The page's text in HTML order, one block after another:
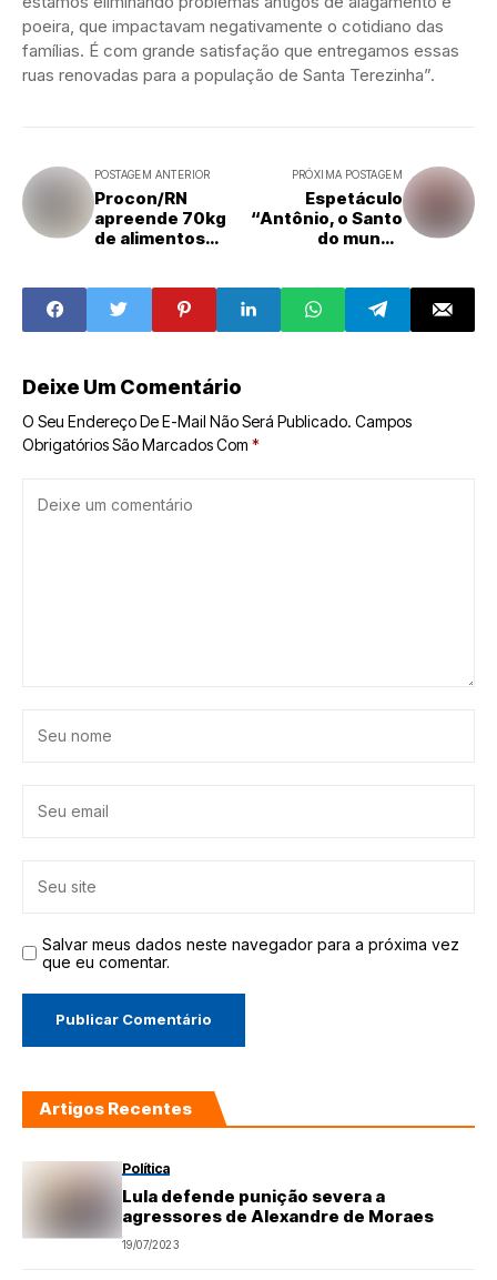
poeira, que impactavam negativamente o cotidiano das
famílias. É com grande satisfação que entregamos essas
ruas renovadas para a população de Santa Terezinha”.
POSTAGEM ANTERIOR
Procon/RN
apreende 70kg
de alimentos
PRÓXIMA POSTAGEM
Espetáculo
“Antônio, o Santo
do mundo
feira (19) em São
Gonçalo do
Amarante
Deixe Um Comentário
O Seu Endereço De E-Mail Não Será Publicado. Campos
Obrigatórios São Marcados Com *
Salvar meus dados neste navegador para a próxima vez
que eu comentar.
Artigos Recentes
Política
Lula defende punição severa a
agressores de Alexandre de Moraes
19/07/2023